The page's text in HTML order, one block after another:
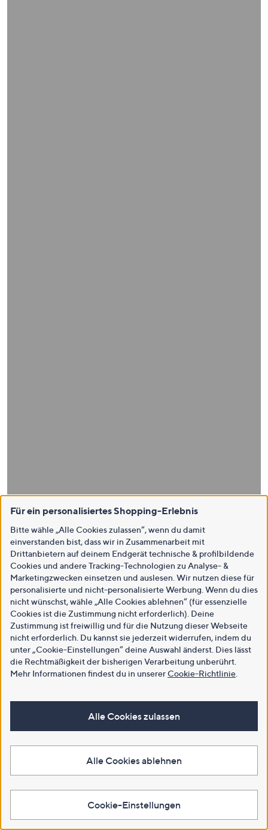
Für ein personalisiertes Shopping-Erlebnis
Bitte wähle „Alle Cookies zulassen“, wenn du damit
einverstanden bist, dass wir in Zusammenarbeit mit
Drittanbietern auf deinem Endgerät technische & profilbildende
Cookies und andere Tracking-Technologien zu Analyse- &
Marketingzwecken einsetzen und auslesen. Wir nutzen diese für
personalisierte und nicht-personalisierte Werbung. Wenn du dies
nicht wünschst, wähle „Alle Cookies ablehnen“ (für essenzielle
Cookies ist die Zustimmung nicht erforderlich). Deine
Zustimmung ist freiwillig und für die Nutzung dieser Webseite
nicht erforderlich. Du kannst sie jederzeit widerrufen, indem du
unter „Cookie-Einstellungen“ deine Auswahl änderst. Dies lässt
die Rechtmäßigkeit der bisherigen Verarbeitung unberührt.
Mehr Informationen findest du in unsererCookie-Richtlinie
Alle Cookies zulassen
Alle Cookies ablehnen
Cookie-Einstellungen